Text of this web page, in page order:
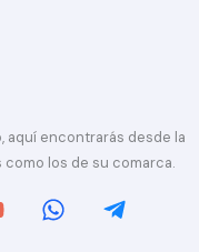
aquí encontrarás desde la
los de su comarca.